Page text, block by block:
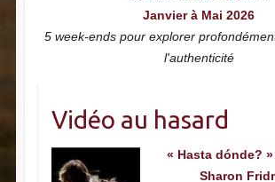
Janvier à Mai 2026
5 week-ends pour explorer
l'authenticité
Vidéo au hasard
« Hasta dónde?
Sharon